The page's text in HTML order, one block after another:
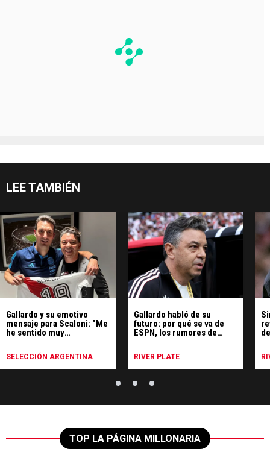
LEE TAMBIÉN
Gallardo y su emotivo
mensaje para Scaloni: "Me
he sentido muy
SELECCIÓN ARGENTINA
Gallardo habló de su
futuro: por qué se va de
ESPN, los rumores de
RIVER PLATE
TOP LA PÁGINA MILLONARIA